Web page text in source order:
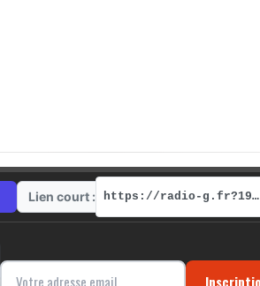
Lien court : https://radio-g.fr?19803